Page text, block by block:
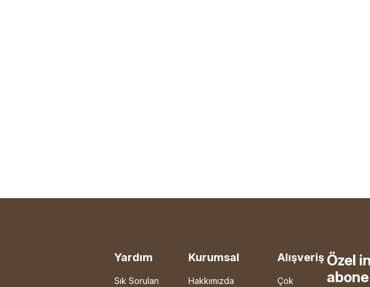
Yardım
Sık Sorulan
Kurumsal
Hakkımızda
Alışveriş
Çok
Özel